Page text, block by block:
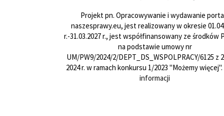
Projekt pn. Opracowywanie i wydawanie
naszesprawy.eu, jest realizowany w okresie
r.-31.03.2027 r., jest współfinansowany ze środków
na podstawie umowy nr
UM/PW9/2024/2/DEPT_DS_WSPOLPRACY/6125 z
2024 r. w ramach konkursu 1/2023 "Możemy więcej".
informacji